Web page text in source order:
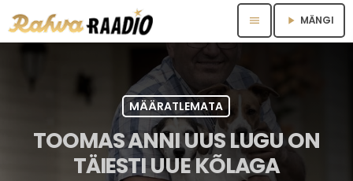
menu play_arrow MÄNGI
MÄÄRATLEMATA
TOOMAS ANNI UUS LUGU ON
TÄIESTI UUE KÕLAGA